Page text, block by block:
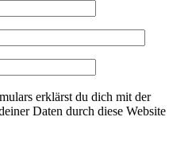
erklärst du dich mit der
Daten durch diese Website